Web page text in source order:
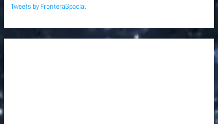
Tweets by FronteraSpacial